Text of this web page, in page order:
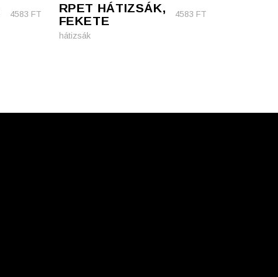
4583 FT
RPET HÁTIZSÁK,
FEKETE
4583 FT
hátizsák